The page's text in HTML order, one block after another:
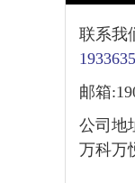
联系我
邮箱
公司地
万科万